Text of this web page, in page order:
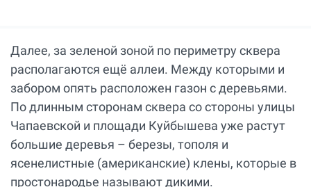
Далее, за зеленой зоной по периметру сквера
располагаются ещё аллеи. Между которыми и
забором опять расположен газон с деревьями.
По длинным сторонам сквера со стороны улицы
Чапаевской и площади Куйбышева уже растут
большие деревья – березы, тополя и
ясенелистные (американские) клены, которые в
простонародье называют дикими.